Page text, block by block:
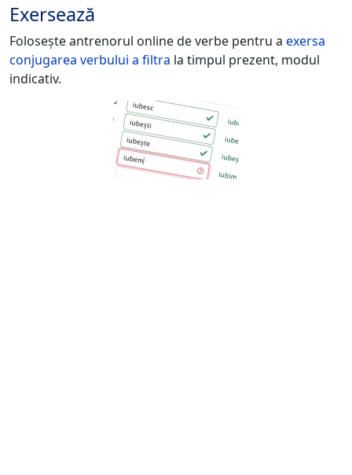
Exersează
Folosește antrenorul online de verbe pentru a exersa
conjugarea verbului a filtra la timpul prezent, modul
indicativ.